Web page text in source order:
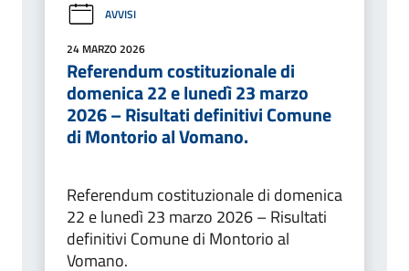
AVVISI
24 MARZO 2026
Referendum costituzionale di
domenica 22 e lunedì 23 marzo
2026 – Risultati definitivi Comune
di Montorio al Vomano.
Referendum costituzionale di domenica
22 e lunedì 23 marzo 2026 – Risultati
definitivi Comune di Montorio al
Vomano.